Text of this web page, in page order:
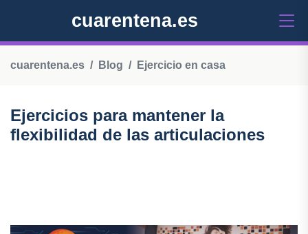
cuarentena.es
cuarentena.es Blog Ejercicio en casa
Ejercicios para mantener la
flexibilidad de las articulaciones